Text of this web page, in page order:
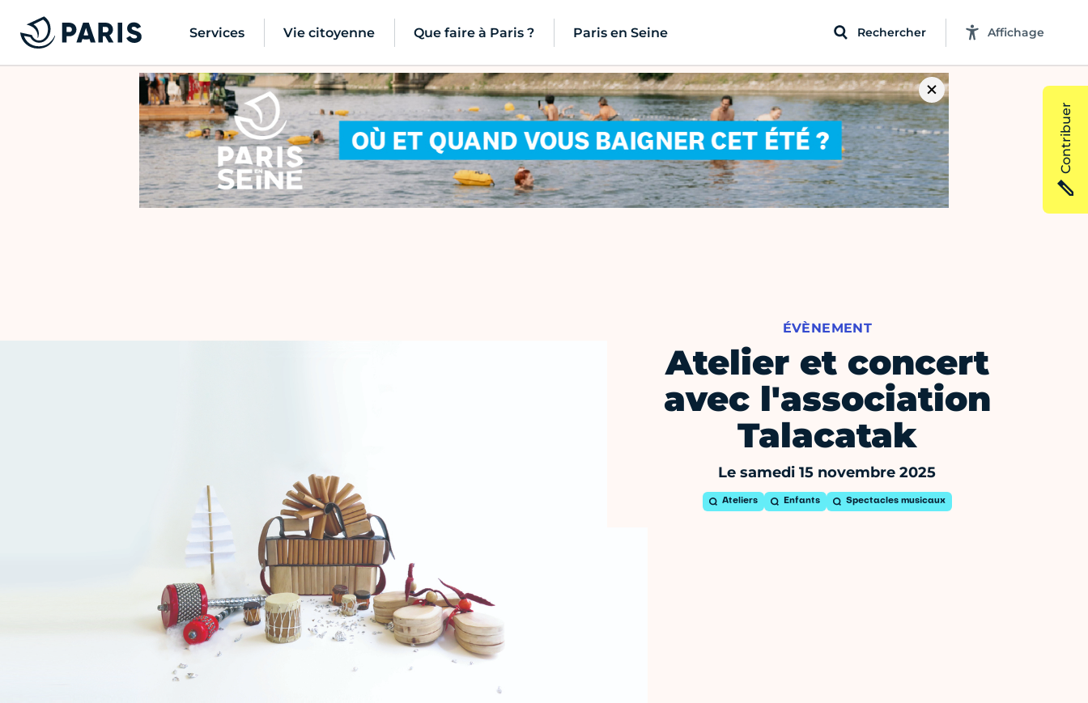
Services Vie citoyenne Que faire à Paris ? Paris en Seine Rechercher Affichage
ÉVÈNEMENT
Atelier et concert
avec l'association
Talacatak
Le samedi 15 novembre 2025
Ateliers Enfants Spectacles musicaux
Contribuer